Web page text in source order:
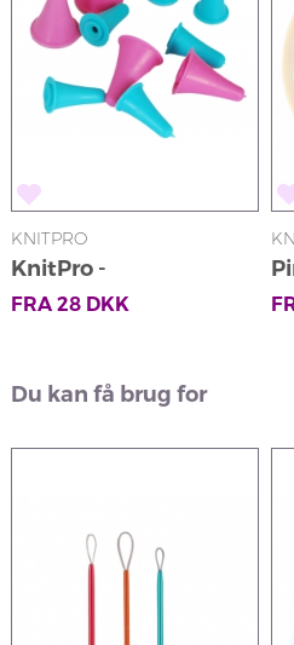
KNITPRO
KnitPro -
Pindebeskyttere
FRA 28DKK
Du kan få brug for